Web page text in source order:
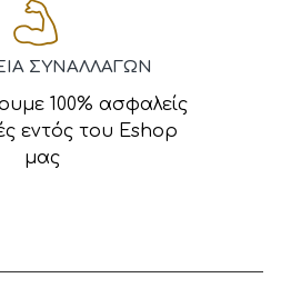
ΣΥΝΑΛΛΑΓΩΝ
100% ασφαλείς
εντός του Eshop
μας